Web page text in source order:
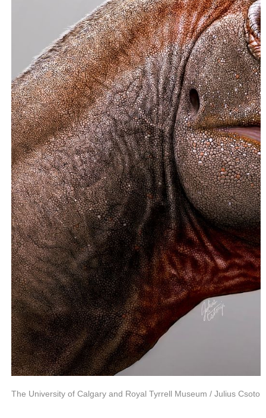
The University of Calgary and Royal Tyrrell Museum / Julius